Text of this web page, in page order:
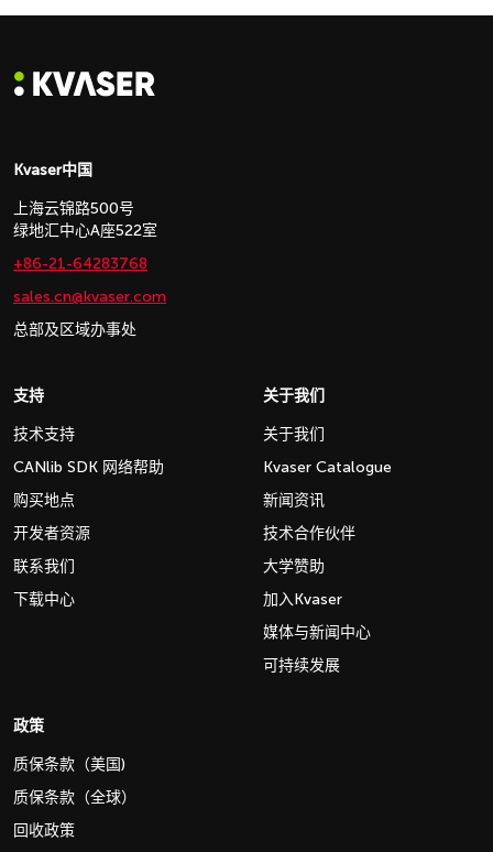
Kvaser中国
上海云锦路500号
绿地汇中心A座522室
+86-21-64283768
sales.cn@kvaser.com
总部及区域办事处
支持
技术支持
CANlib SDK 网络帮助
购买地点
开发者资源
联系我们
下载中心
关于我们
关于我们
Kvaser Catalogue
新闻资讯
技术合作伙伴
大学赞助
加入Kvaser
媒体与新闻中心
可持续发展
政策
质保条款（美国)
质保条款（全球）
回收政策